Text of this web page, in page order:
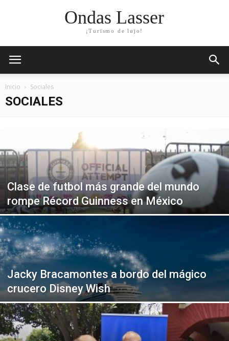
Ondas Lasser
¡Turismo de lujo!
Inicio Sociales
SOCIALES
Clase de futbol más grande del mundo
rompe Récord Guinness en México
Jacky Bracamontes a bordo del mágico
crucero Disney Wish